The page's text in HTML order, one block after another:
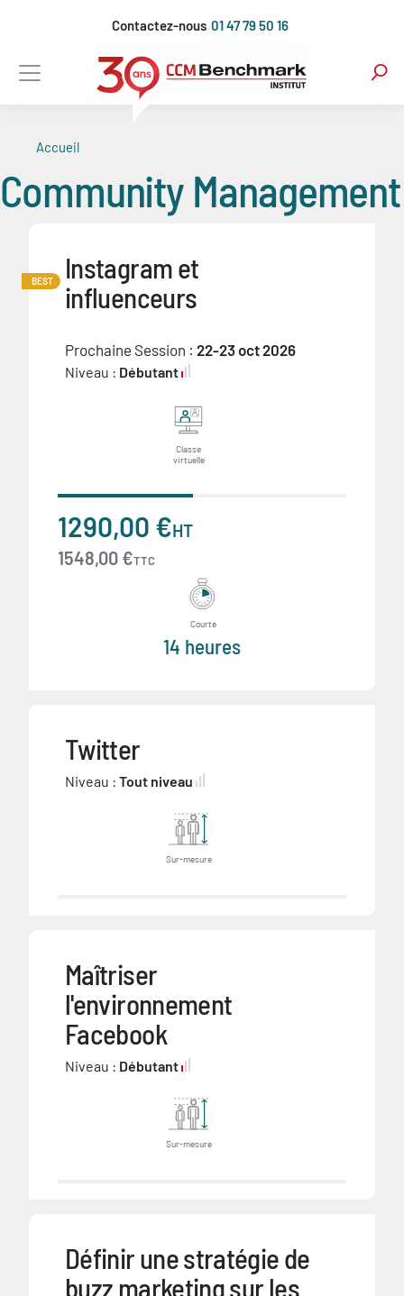
principal
Contactez-nous 01 47 79 50 16
Accueil
Community Management
BEST
Instagram et
influenceurs
Prochaine Session : 22-23 oct 2026
Niveau : Débutant
Classe
virtuelle
1290,00 €HT
1548,00 €TTC
Courte
14 heures
Twitter
Niveau : Tout niveau
Sur-mesure
Maîtriser
l'environnement
Facebook
Niveau : Débutant
Sur-mesure
Définir une stratégie de
buzz marketing sur les